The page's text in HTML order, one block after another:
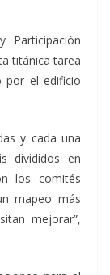
Participación
titánica tarea
por el edificio
y cada una
divididos en
los comités
mapeo más
mejorar”,